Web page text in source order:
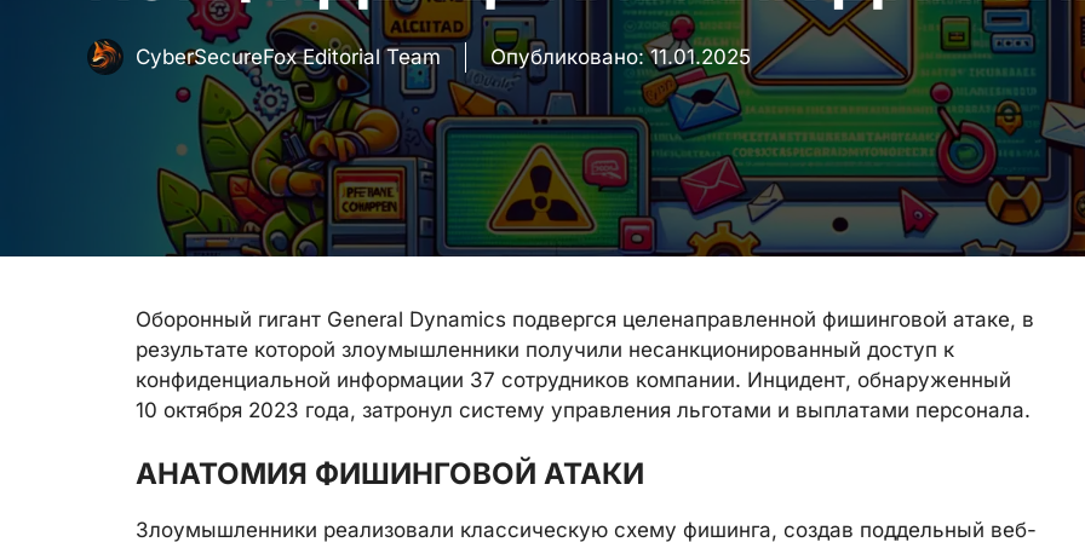
CyberSecureFox Editorial Team Опубликовано:11.01.2025
Оборонный гигант General Dynamics подвергся целенаправленной фишинговой атаке, в
результате которой злоумышленники получили несанкционированный доступ к
конфиденциальной информации 37 сотрудников компании. Инцидент, обнаруженный
10 октября 2023 года, затронул систему управления льготами и выплатами персонала.
АНАТОМИЯ ФИШИНГОВОЙ АТАКИ
Злоумышленники реализовали классическую схему фишинга, создав поддельный веб-